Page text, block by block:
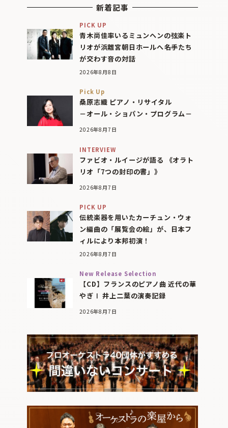
新着記事
PICK UP
青木尚佳率いるミュンヘンの弦楽ト
リオが浜離宮朝日ホールへ――名手たち
が交わす音の対話
2026年8月8日
Pick Up
桑原志織 ピアノ・リサイタル
－オール・ショパン・プログラム－
2026年8月7日
INTERVIEW
ファビオ・ルイージが語る 《オラト
リオ「7つの封印の書」》
2026年8月7日
PICK UP
伝統楽器を用いたカーチュン・ウォ
ン編曲の「展覧会の絵」が、日本フ
ィルにより本邦初演！
2026年8月7日
New Release Selection
【CD】フランスのピアノ曲 近代の華
やぎⅠ 井上二葉の演奏記録
2026年8月7日